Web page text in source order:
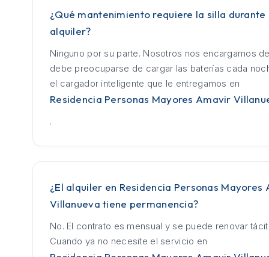
¿Qué mantenimiento requiere la silla durante
alquiler?
Ninguno por su parte. Nosotros nos encargamos
debe preocuparse de cargar las baterías cada
el cargador inteligente que le entregamos en
Residencia Personas Mayores Amavir
.
¿El alquiler en Residencia Personas Mayores
Villanueva tiene permanencia?
No. El contrato es mensual y se puede renovar
Cuando ya no necesite el servicio en